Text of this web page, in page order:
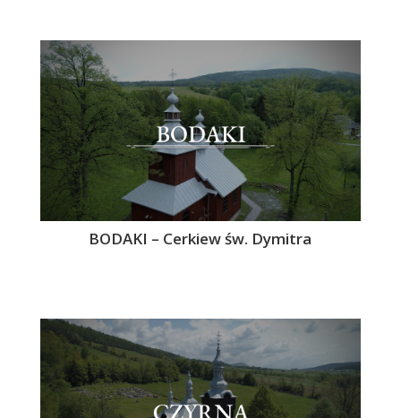
BODAKI – Cerkiew św. Dymitra